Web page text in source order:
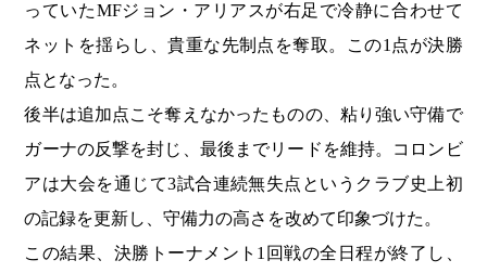
っていたMFジョン・アリアスが右足で冷静に合わせて
ネットを揺らし、貴重な先制点を奪取。この1点が決勝
点となった。
後半は追加点こそ奪えなかったものの、粘り強い守備で
ガーナの反撃を封じ、最後までリードを維持。コロンビ
アは大会を通じて3試合連続無失点というクラブ史上初
の記録を更新し、守備力の高さを改めて印象づけた。
この結果、決勝トーナメント1回戦の全日程が終了し、